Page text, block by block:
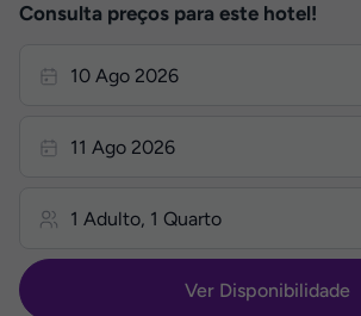
Consulta preços para este hotel!
Ver Disponibilidade